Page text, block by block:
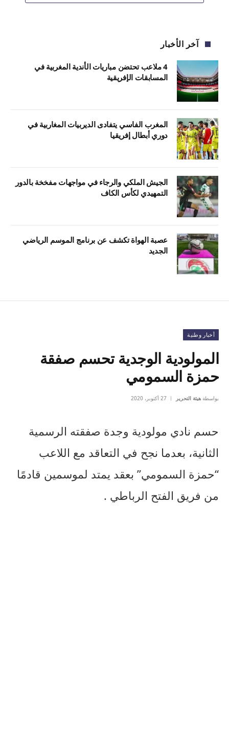
آخر الأخبار
4 ملاعب تحتضن مباريات الأندية المغربية في
المسابقات الإفريقية
المغرب الفاسي يتفادى الديربيات المغاربية في
دوري أبطال إفريقيا
الجيش الملكي والرجاء في مواجهات مفخخة بالدور
التمهيدي لكأس الكاف
عصبة الهواة تكشف عن برنامج الموسم الرياضي
الجديد
أخبار وطنية
المولودية الوجدية تحسم صفقة
حمزة السمومي
بواسطة هيئة التحرير 27 أكتوبر، 2020
حسم نادي مولودية وجدة صفقته الرسمية
الثانية، بعدما نجح في التعاقد مع اللاعب
“حمزة السمومي” بعقد يمتد لموسمين قادمًا
من فريق الفتح الرباطي .